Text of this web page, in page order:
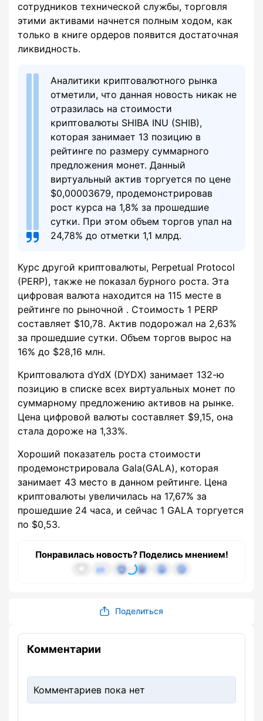
сотрудников технической службы, торговля
этими активами начнется полным ходом, как
только в книге ордеров появится достаточная
ликвидность.
Аналитики криптовалютного рынка
отметили, что данная новость никак не
отразилась на стоимости
криптовалюты SHIBA INU (SHIB),
которая занимает 13 позицию в
рейтинге по размеру суммарного
предложения монет. Данный
виртуальный актив торгуется по цене
$0,00003679, продемонстрировав
рост курса на 1,8% за прошедшие
сутки. При этом объем торгов упал на
24,78% до отметки 1,1 млрд.
Курс другой криптовалюты, Perpetual Protocol
(PERP), также не показал бурного роста. Эта
цифровая валюта находится на 115 месте в
рейтинге по рыночной . Стоимость 1 PERP
составляет $10,78. Актив подорожал на 2,63%
за прошедшие сутки. Объем торгов вырос на
16% до $28,16 млн.
Криптовалюта dYdX (DYDX) занимает 132-ю
позицию в списке всех виртуальных монет по
суммарному предложению активов на рынке.
Цена цифровой валюты составляет $9,15, она
стала дороже на 1,33%.
Хороший показатель роста стоимости
продемонстрировала Gala(GALA), которая
занимает 43 место в данном рейтинге. Цена
криптовалюты увеличилась на 17,67% за
прошедшие 24 часа, и сейчас 1 GALA торгуется
по $0,53.
Понравилась новость? Поделись мнением!
Поделиться
Комментарии
Комментариев пока нет